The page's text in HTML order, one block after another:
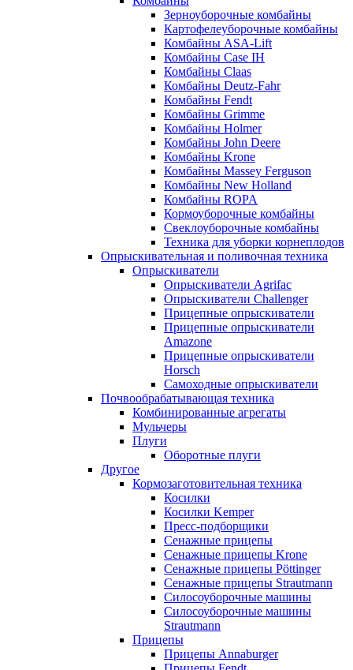
Зерноуборочные комбайны
Картофелеуборочные комбайны
Комбайны ASA-Lift
Комбайны Case IH
Комбайны Claas
Комбайны Deutz-Fahr
Комбайны Fendt
Комбайны Grimme
Комбайны Holmer
Комбайны John Deere
Комбайны Krone
Комбайны Massey Ferguson
Комбайны New Holland
Комбайны ROPA
Кормоуборочные комбайны
Свеклоуборочные комбайны
Техника для уборки корнеплодов
Опрыскивательная и поливочная техника
Опрыскиватели
Опрыскиватели Agrifac
Опрыскиватели Challenger
Прицепные опрыскиватели
Прицепные опрыскиватели
Amazone
Прицепные опрыскиватели
Horsch
Самоходные опрыскиватели
Почвообрабатывающая техника
Комбинированные агрегаты
Мульчеры
Плуги
Оборотные плуги
Другое
Кормозаготовительная техника
Косилки
Косилки Kemper
Пресс-подборщики
Сенажные прицепы
Сенажные прицепы Krone
Сенажные прицепы Pöttinger
Сенажные прицепы Strautmann
Силосоуборочные машины
Силосоуборочные машины
Strautmann
Прицепы
Прицепы Annaburger